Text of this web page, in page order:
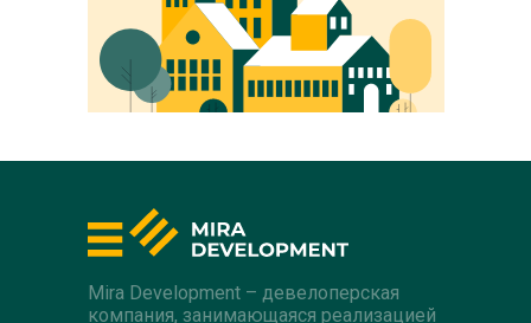
Mira Development – девелоперская
компания, занимающаяся реализацией